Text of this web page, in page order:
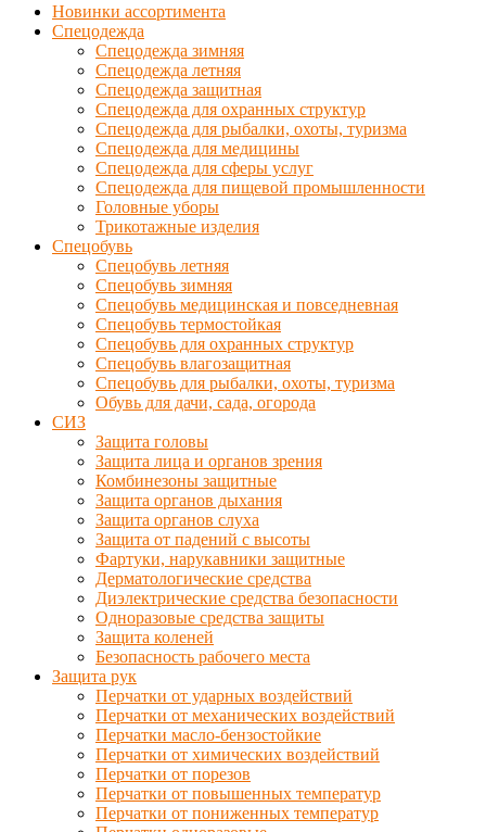
Новинки ассортимента
Спецодежда
Спецодежда зимняя
Спецодежда летняя
Спецодежда защитная
Спецодежда для охранных структур
Спецодежда для рыбалки, охоты, туризма
Спецодежда для медицины
Спецодежда для сферы услуг
Спецодежда для пищевой промышленности
Головные уборы
Трикотажные изделия
Спецобувь
Спецобувь летняя
Спецобувь зимняя
Спецобувь медицинская и повседневная
Спецобувь термостойкая
Спецобувь для охранных структур
Спецобувь влагозащитная
Спецобувь для рыбалки, охоты, туризма
Обувь для дачи, сада, огорода
СИЗ
Защита головы
Защита лица и органов зрения
Комбинезоны защитные
Защита органов дыхания
Защита органов слуха
Защита от падений с высоты
Фартуки, нарукавники защитные
Дерматологические средства
Диэлектрические средства безопасности
Одноразовые средства защиты
Защита коленей
Безопасность рабочего места
Защита рук
Перчатки от ударных воздействий
Перчатки от механических воздействий
Перчатки масло-бензостойкие
Перчатки от химических воздействий
Перчатки от порезов
Перчатки от повышенных температур
Перчатки от пониженных температур